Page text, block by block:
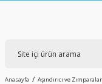
Anasayfa Aşındırıcı ve Zımparalar